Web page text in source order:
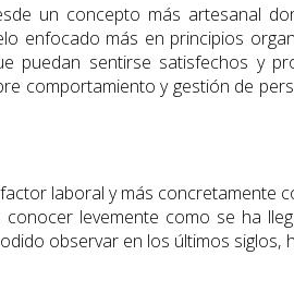
un concepto más artesanal
enfocado más en principios
puedan sentir­se satisfechos y
comporta­miento y gestión de
laboral y más concretamente
levemente como se ha
observar en los últimos